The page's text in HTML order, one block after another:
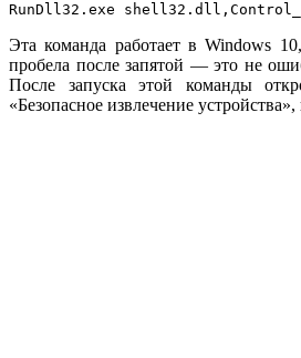
RunDll32.exe
Эта команда работает в Windows
пробела после запятой — это не
После запуска этой команды
«Безопасное извлечение